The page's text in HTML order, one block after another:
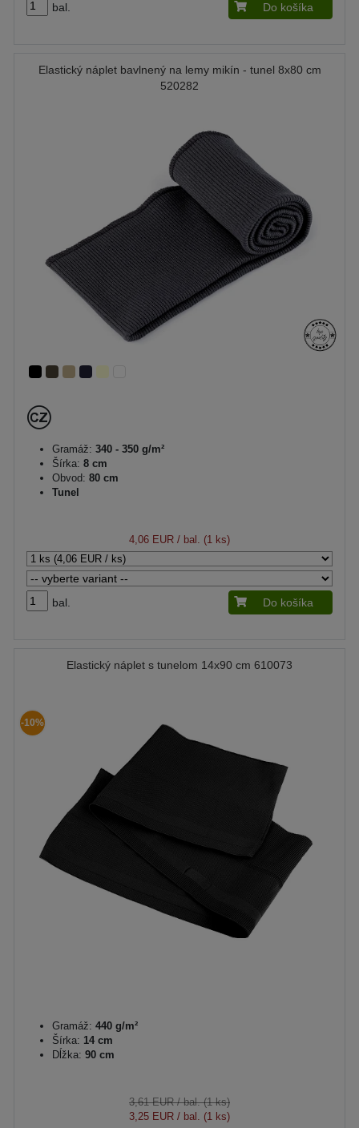
bal. Do košíka
Elastický náplet bavlnený na lemy mikín - tunel 8x80 cm
520282
Gramáž: 340 - 350 g/m²
Šírka: 8 cm
Obvod: 80 cm
Tunel
4,06 EUR / bal. (1 ks)
bal. Do košíka
Elastický náplet s tunelom 14x90 cm 610073
-10%
Gramáž: 440 g/m²
Šírka: 14 cm
Dĺžka: 90 cm
3,61 EUR/ bal. (1 ks)
3,25 EUR / bal. (1 ks)